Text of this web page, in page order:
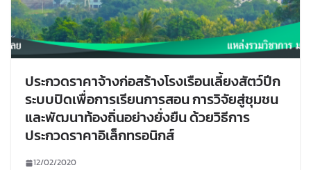
ประกวดราคาจ้างก่อสร้างโรงเรือนเลี้ยงสัตว์ปีก
ระบบปิดเพื่อการเรียนการสอน การวิจัยสู่ชุมชน
และพัฒนาท้องถิ่นอย่างยั่งยืน ด้วยวิธีการ
ประกวดราคาอิเล็กทรอนิกส์
12/02/2020